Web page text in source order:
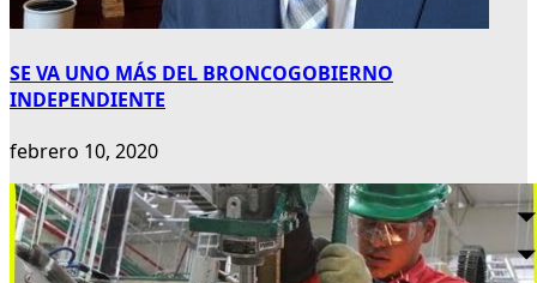
SE VA UNO MÁS DEL BRONCOGOBIERNO
INDEPENDIENTE
febrero 10, 2020